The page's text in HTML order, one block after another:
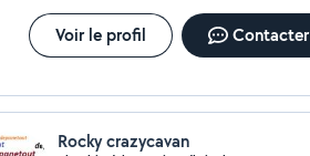
Voir le profil Contacter
Rocky crazycavan